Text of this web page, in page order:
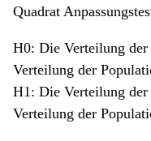
Quadrat
H0: Die Verteilung
Verteilung der
H1: Die Verteilung
Verteilung der